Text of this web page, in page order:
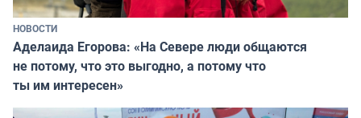
НОВОСТИ
Аделаида Егорова: «На Севере люди общаются
не потому, что это выгодно, а потому что
ты им интересен»